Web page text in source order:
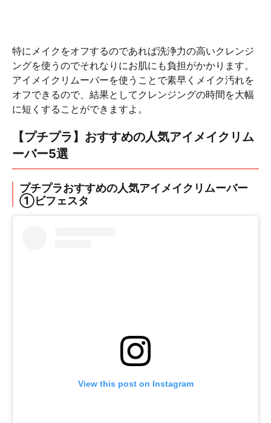
特にメイクをオフするのであれば洗浄力の高いクレンジ
ングを使うのでそれなりにお肌にも負担がかかります。
アイメイクリムーバーを使うことで素早くメイク汚れを
オフできるので、結果としてクレンジングの時間を大幅
に短くすることができますよ。
【プチプラ】おすすめの人気アイメイクリム
ーバー5選
プチプラおすすめの人気アイメイクリムーバー
①ビフェスタ
View this post on Instagram